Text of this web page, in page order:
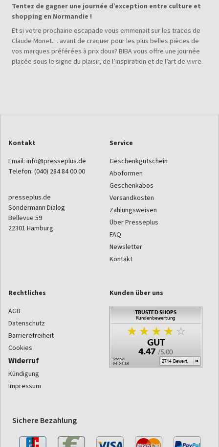
Tentez de gagner une journée d’exception entre culture et
shopping en Normandie !
Et si votre prochaine escapade vous emmenait sur les traces de
Claude Monet… avant de craquer pour les plus belles pièces de
vos marques préférées à prix doux? BIBA vous offre une journée
placée sous le signe du plaisir, de l’inspiration et de l’art de vivre.
Kontakt
Email: info@presseplus.de
Telefon: (040) 284 84 00 00
presseplus.de
Sondermann Dialog
Bellevue 59
22301 Hamburg
Service
Geschenkgutschein
Aboformen
Geschenkabos
Versandkosten
Zahlungsweisen
Über Presseplus
FAQ
Newsletter
Kontakt
Rechtliches
AGB
Datenschutz
Barrierefreiheit
Cookies
Widerruf
Kündigung
Impressum
Kunden über uns
Sichere Bezahlung